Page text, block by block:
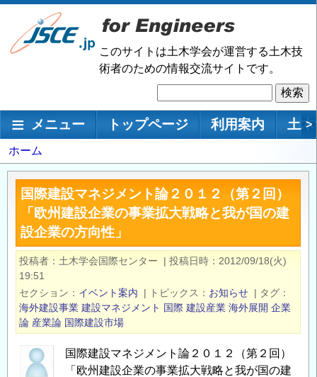
メ
ン
移
このサイトは土木学会が運営する土木技
術者のための情報交流サイトです。
索
メインナビゲーション
メニュー トップページ 利用案内 土 >
パ
ン
く
ホーム
国際建設マネジメント論２０１２（第２回）
「欧州建設企業の事業拡大戦略と我が国の建
設企業の方向性」
投稿者 土木学会国際センター | 投稿日時
2012/09/18(火)
19:51
セクション
イベント案内 | トピックス お知らせ | タグ
海外建設事業 建設マネジメント 国際 建設産業 海外展開 企業
論 産業論 国際建設市場
国際建設マネジメント論２０１２（第２回）
「欧州建設企業の事業拡大戦略と我が国の建